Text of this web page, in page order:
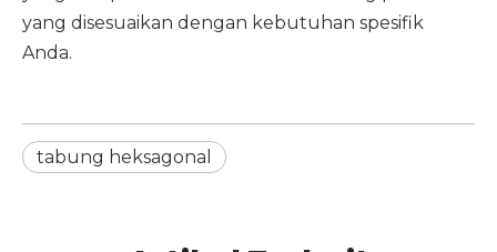
yang disesuaikan dengan kebutuhan spesifik
Anda.
tabung heksagonal